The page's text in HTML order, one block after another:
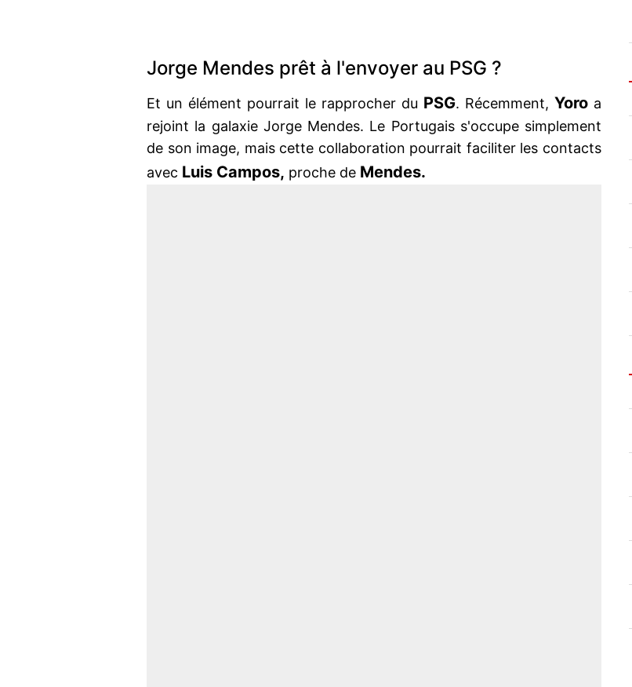
Jorge Mendes prêt à l'envoyer au PSG ?
Et un élément pourrait le rapprocher du PSG. Récemment, Yoro a
rejoint la galaxie Jorge Mendes. Le Portugais s'occupe simplement
de son image, mais cette collaboration pourrait faciliter les contacts
avec Luis Campos, proche de Mendes.